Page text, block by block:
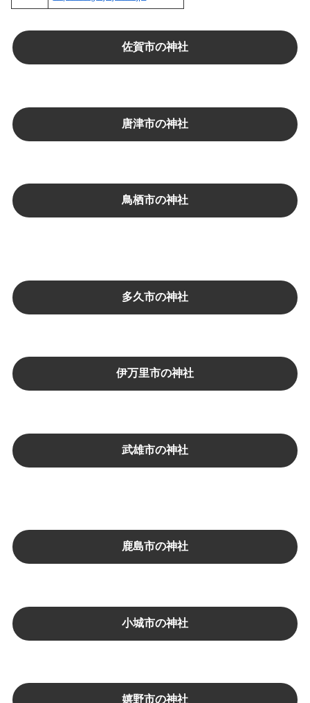
佐賀市の神社
唐津市の神社
鳥栖市の神社
多久市の神社
伊万里市の神社
武雄市の神社
鹿島市の神社
小城市の神社
嬉野市の神社